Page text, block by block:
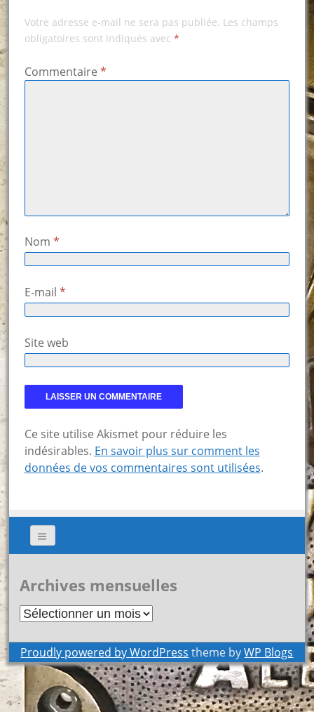
Votre adresse e-mail ne sera pas publiée. Les champs
obligatoires sont indiqués avec *
Commentaire *
Nom *
E-mail *
Site web
Ce site utilise Akismet pour réduire les
indésirables. En savoir plus sur comment les
données de vos commentaires sont utilisées.
Archives mensuelles
Archives
Proudly powered by WordPress theme byWP Blogs